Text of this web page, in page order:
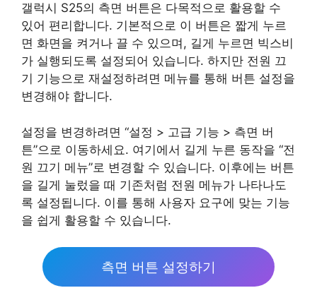
갤럭시 S25의 측면 버튼은 다목적으로 활용할 수
있어 편리합니다. 기본적으로 이 버튼은 짧게 누르
면 화면을 켜거나 끌 수 있으며, 길게 누르면 빅스비
가 실행되도록 설정되어 있습니다. 하지만 전원 끄
기 기능으로 재설정하려면 메뉴를 통해 버튼 설정을
변경해야 합니다.
설정을 변경하려면 “설정 > 고급 기능 > 측면 버
튼”으로 이동하세요. 여기에서 길게 누른 동작을 “전
원 끄기 메뉴”로 변경할 수 있습니다. 이후에는 버튼
을 길게 눌렀을 때 기존처럼 전원 메뉴가 나타나도
록 설정됩니다. 이를 통해 사용자 요구에 맞는 기능
을 쉽게 활용할 수 있습니다.
측면 버튼 설정하기